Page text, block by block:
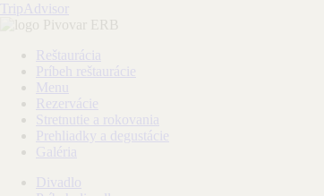
TripAdvisor
Reštaurácia
Príbeh reštaurácie
Menu
Rezervácie
Stretnutie a rokovania
Prehliadky a degustácie
Galéria
Divadlo